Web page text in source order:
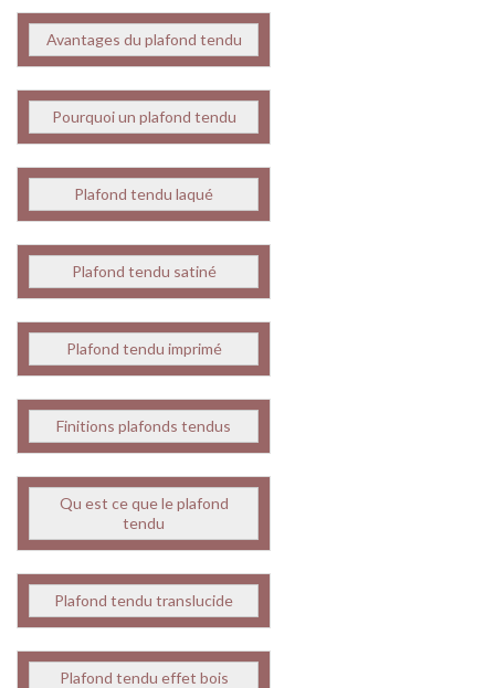
Avantages du plafond tendu
Pourquoi un plafond tendu
Plafond tendu laqué
Plafond tendu satiné
Plafond tendu imprimé
Finitions plafonds tendus
Qu est ce que le plafond
tendu
Plafond tendu translucide
Plafond tendu effet bois